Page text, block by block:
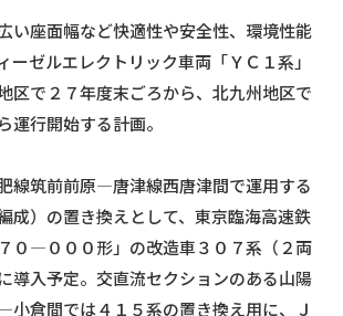
い座面幅など快適性や安全性、環境性能
ーゼルエレクトリック車両「ＹＣ１系」
区で２７年度末ごろから、北九州地区で
運行開始する計画。
線筑前前原―唐津線西唐津間で運用する
成）の置き換えとして、東京臨海高速鉄
０―０００形」の改造車３０７系（２両
導入予定。交直流セクションのある山陽
倉間では４１５系の置き換え用に、Ｊ